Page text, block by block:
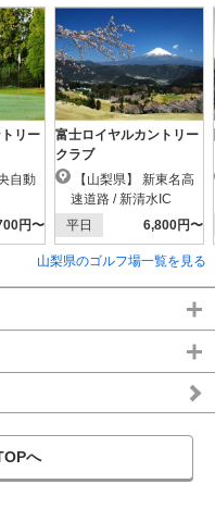
リー
円〜
富士ロイヤルカントリー
クラブ
速道路 / 新清水IC
平日
6,800円〜
山梨県のゴルフ場一覧を見る
へ